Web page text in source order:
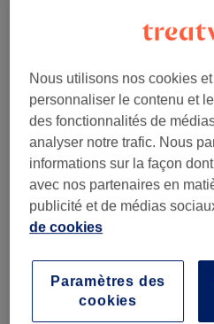
Réflexologie plantaire
Massage crânien
30 min - 1 h
Je veux en savoir plus
Lundi
Mardi
Mercredi
Jeudi
Vendredi
Samedi
Dimanche
Nous utilisons nos cookies
personnaliser le contenu et
des fonctionnalités de
analyser notre trafic. Nous
informations sur la façon
avec nos partenaires en
publicité et de médias
de cookies
Paramètres des
cookies